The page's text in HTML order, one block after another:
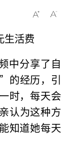
生活费
中分享了自
的经历，引
时，每天会
认为这种方
知道她每天